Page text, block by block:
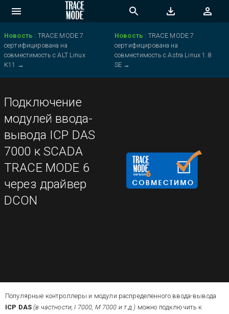
Новость : TRACE MODE 7
сертифицирована на
совместимость с ALT Linux
K11 →
Новость : TRACE MODE 7
сертифицирована на
совместимость с Astra Linux 1.8
SE →
Подключение
модулей ввода-
вывода ICP DAS
7000 к SCADA
TRACE MODE 6
через драйвер
DCON
Популярные контроллеры и модули распределенного ввода-вывода
ICP DAS(в частности, I 7000, M 7000 и т.д.) можно подключить к